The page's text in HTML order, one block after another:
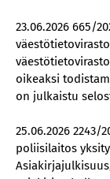
23.06.2026 665/
oikeaksi
on julkaistu
25.06.2026
poliisilaitos